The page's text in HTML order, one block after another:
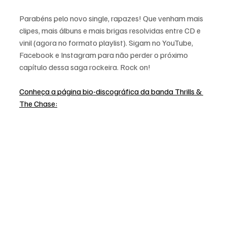
Parabéns pelo novo single, rapazes! Que venham mais
clipes, mais álbuns e mais brigas resolvidas entre CD e
vinil (agora no formato playlist). Sigam no YouTube,
Facebook e Instagram para não perder o próximo
capítulo dessa saga rockeira. Rock on!
Conheça a página bio-discográfica da banda Thrills &
The Chase: